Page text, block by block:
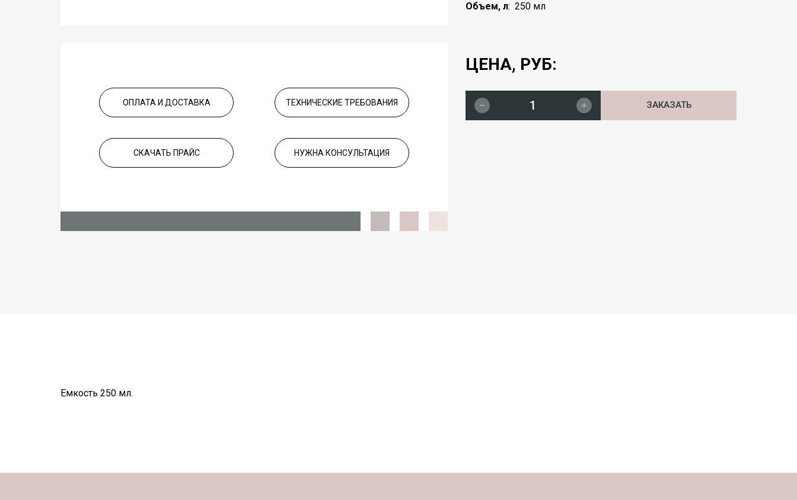
ОПЛАТА И ДОСТАВКА ТЕХНИЧЕСКИЕ ТРЕБОВАНИЯ
СКАЧАТЬ ПРАЙС НУЖНА КОНСУЛЬТАЦИЯ
Объем, л: 250 мл
ЦЕНА, РУБ:
ЗАКАЗАТЬ
Емкость 250 мл.